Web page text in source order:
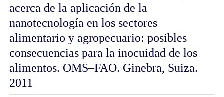
acerca de la aplicación de la
nanotecnología en los sectores
alimentario y agropecuario: posibles
consecuencias para la inocuidad de los
alimentos. OMS–FAO. Ginebra, Suiza.
2011